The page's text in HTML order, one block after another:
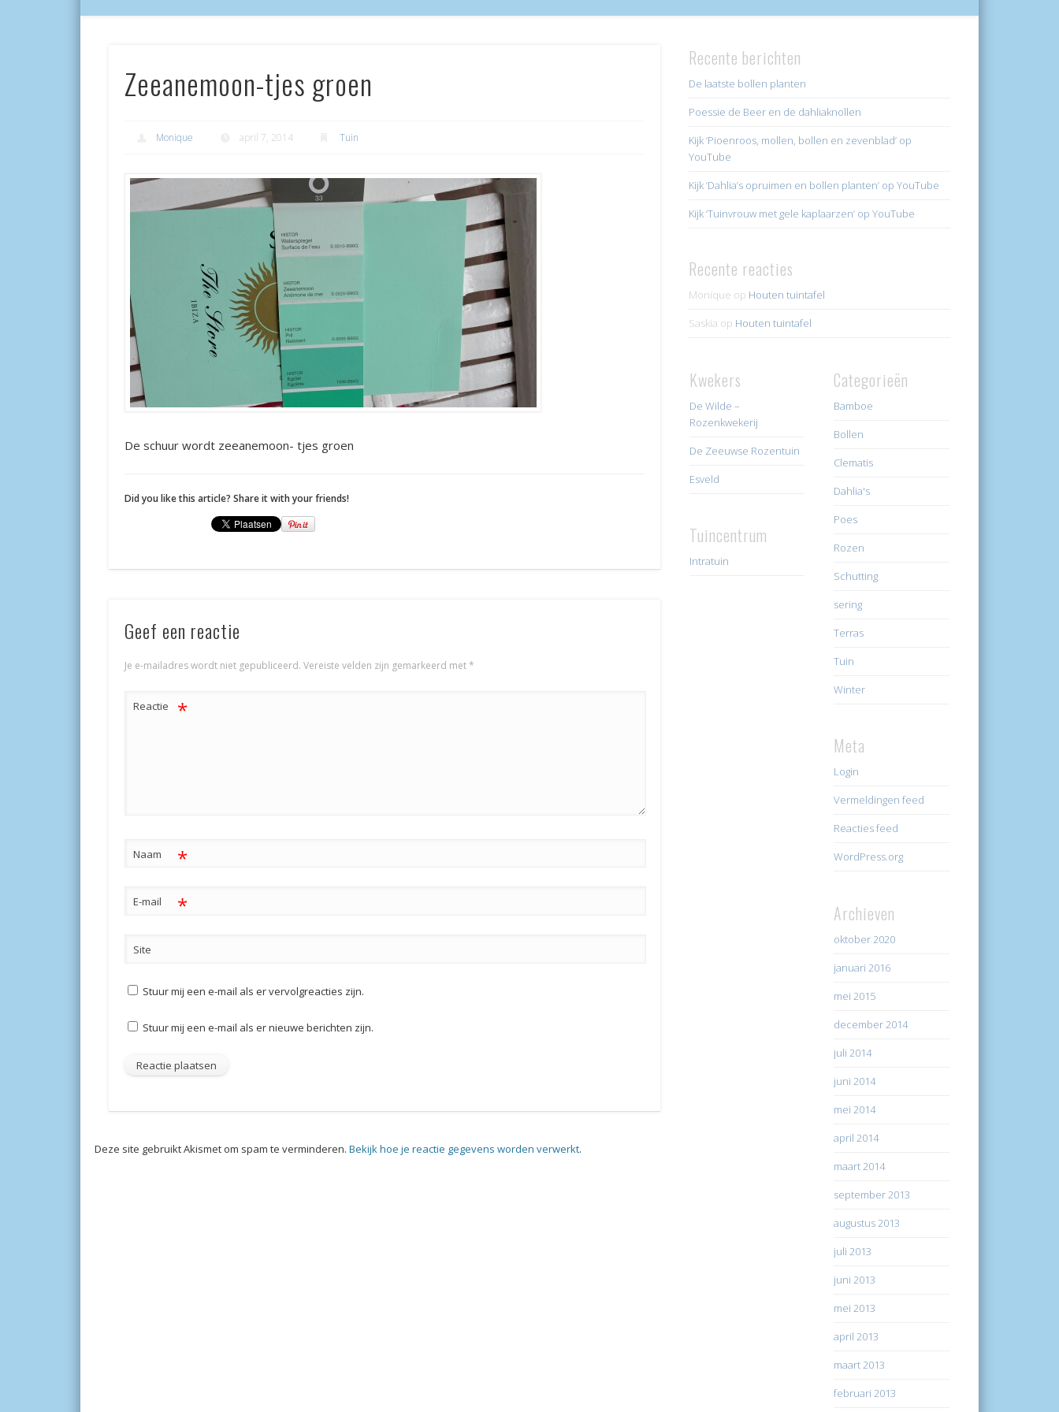
Zeeanemoon-tjes groen
Monique april 7, 2014 Tuin
De schuur wordt zeeanemoon- tjes groen
Did you like this article? Share it with your friends!
Geef een reactie
Je e-mailadres wordt niet gepubliceerd. Vereiste velden zijn gemarkeerd met*
Reactie *
Naam *
E-mail *
Site
Stuur mij een e-mail als er vervolgreacties zijn.
Stuur mij een e-mail als er nieuwe berichten zijn.
Deze site gebruikt Akismet om spam te verminderen.Bekijk hoe je reactie gegevens worden verwerkt.
Recente berichten
De laatste bollen planten
Poessie de Beer en de dahliaknollen
Kijk ‘Pioenroos, mollen, bollen en zevenblad’ op
YouTube
Kijk ‘Dahlia’s opruimen en bollen planten’ op YouTube
Kijk ‘Tuinvrouw met gele kaplaarzen’ op YouTube
Recente reacties
Monique op Houten tuintafel
Saskia op Houten tuintafel
Kwekers
De Wilde –
Rozenkwekerij
De Zeeuwse Rozentuin
Esveld
Tuincentrum
Intratuin
Categorieën
Bamboe
Bollen
Clematis
Dahlia's
Poes
Rozen
Schutting
sering
Terras
Tuin
Winter
Meta
Login
Vermeldingen feed
Reacties feed
WordPress.org
Archieven
oktober 2020
januari 2016
mei 2015
december 2014
juli 2014
juni 2014
mei 2014
april 2014
maart 2014
september 2013
augustus 2013
juli 2013
juni 2013
mei 2013
april 2013
maart 2013
februari 2013